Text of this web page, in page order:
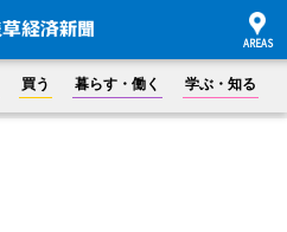
買う 暮らす・働く 学ぶ・知る